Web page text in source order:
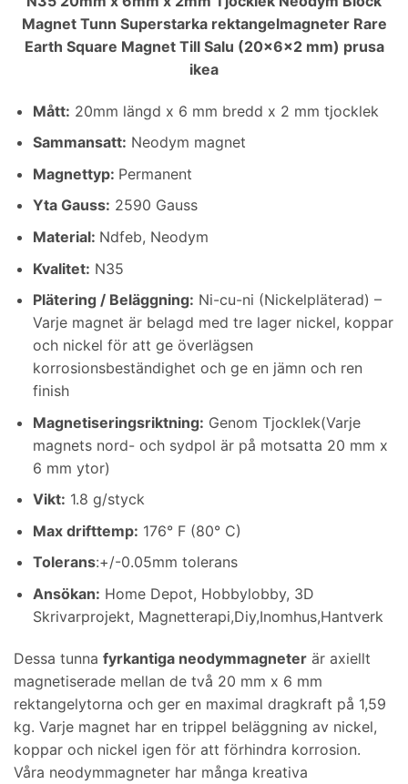
Magnet Tunn Superstarka rektangelmagneter Rare
Earth Square Magnet Till Salu (20x6x2 mm) prusa
ikea
Mått: 20mm längd x 6 mm bredd x 2 mm tjocklek
Sammansatt: Neodym magnet
Magnettyp: Permanent
Yta Gauss: 2590 Gauss
Material: Ndfeb, Neodym
Kvalitet: N35
Plätering / Beläggning: Ni-cu-ni (Nickelpläterad) –
Varje magnet är belagd med tre lager nickel, koppar
och nickel för att ge överlägsen
korrosionsbeständighet och ge en jämn och ren
finish
Magnetiseringsriktning: Genom Tjocklek(Varje
magnets nord- och sydpol är på motsatta 20 mm x
6 mm ytor)
Vikt: 1.8 g/styck
Max drifttemp: 176° F (80° C)
Tolerans:+/-0.05mm tolerans
Ansökan: Home Depot, Hobbylobby, 3D
Skrivarprojekt, Magnetterapi,Diy,Inomhus,Hantverk
Dessa tunna fyrkantiga neodymmagneter är axiellt
magnetiserade mellan de två 20 mm x 6 mm
rektangelytorna och ger en maximal dragkraft på 1,59
kg. Varje magnet har en trippel beläggning av nickel,
koppar och nickel igen för att förhindra korrosion.
Våra neodymmagneter har många kreativa